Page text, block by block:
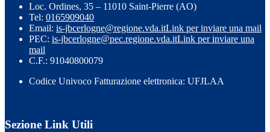
Loc. Ordines, 35 – 11010 Saint-Pierre (AO)
Tel: 0165909040
Email: is-jbcerlogne@regione.vda.itLink per inviare una mail
PEC: is-jbcerlogne@pec.regione.vda.itLink per inviare una
mail
C.F.: 91040800079
Codice Univoco Fatturazione elettronica: UFJLAA
Sezione Link Utili